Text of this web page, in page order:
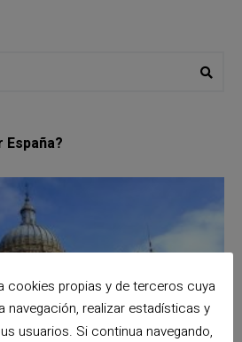
cookies propias y de terceros cuya
navegación, realizar estadísticas y
usuarios. Si continua navegando,